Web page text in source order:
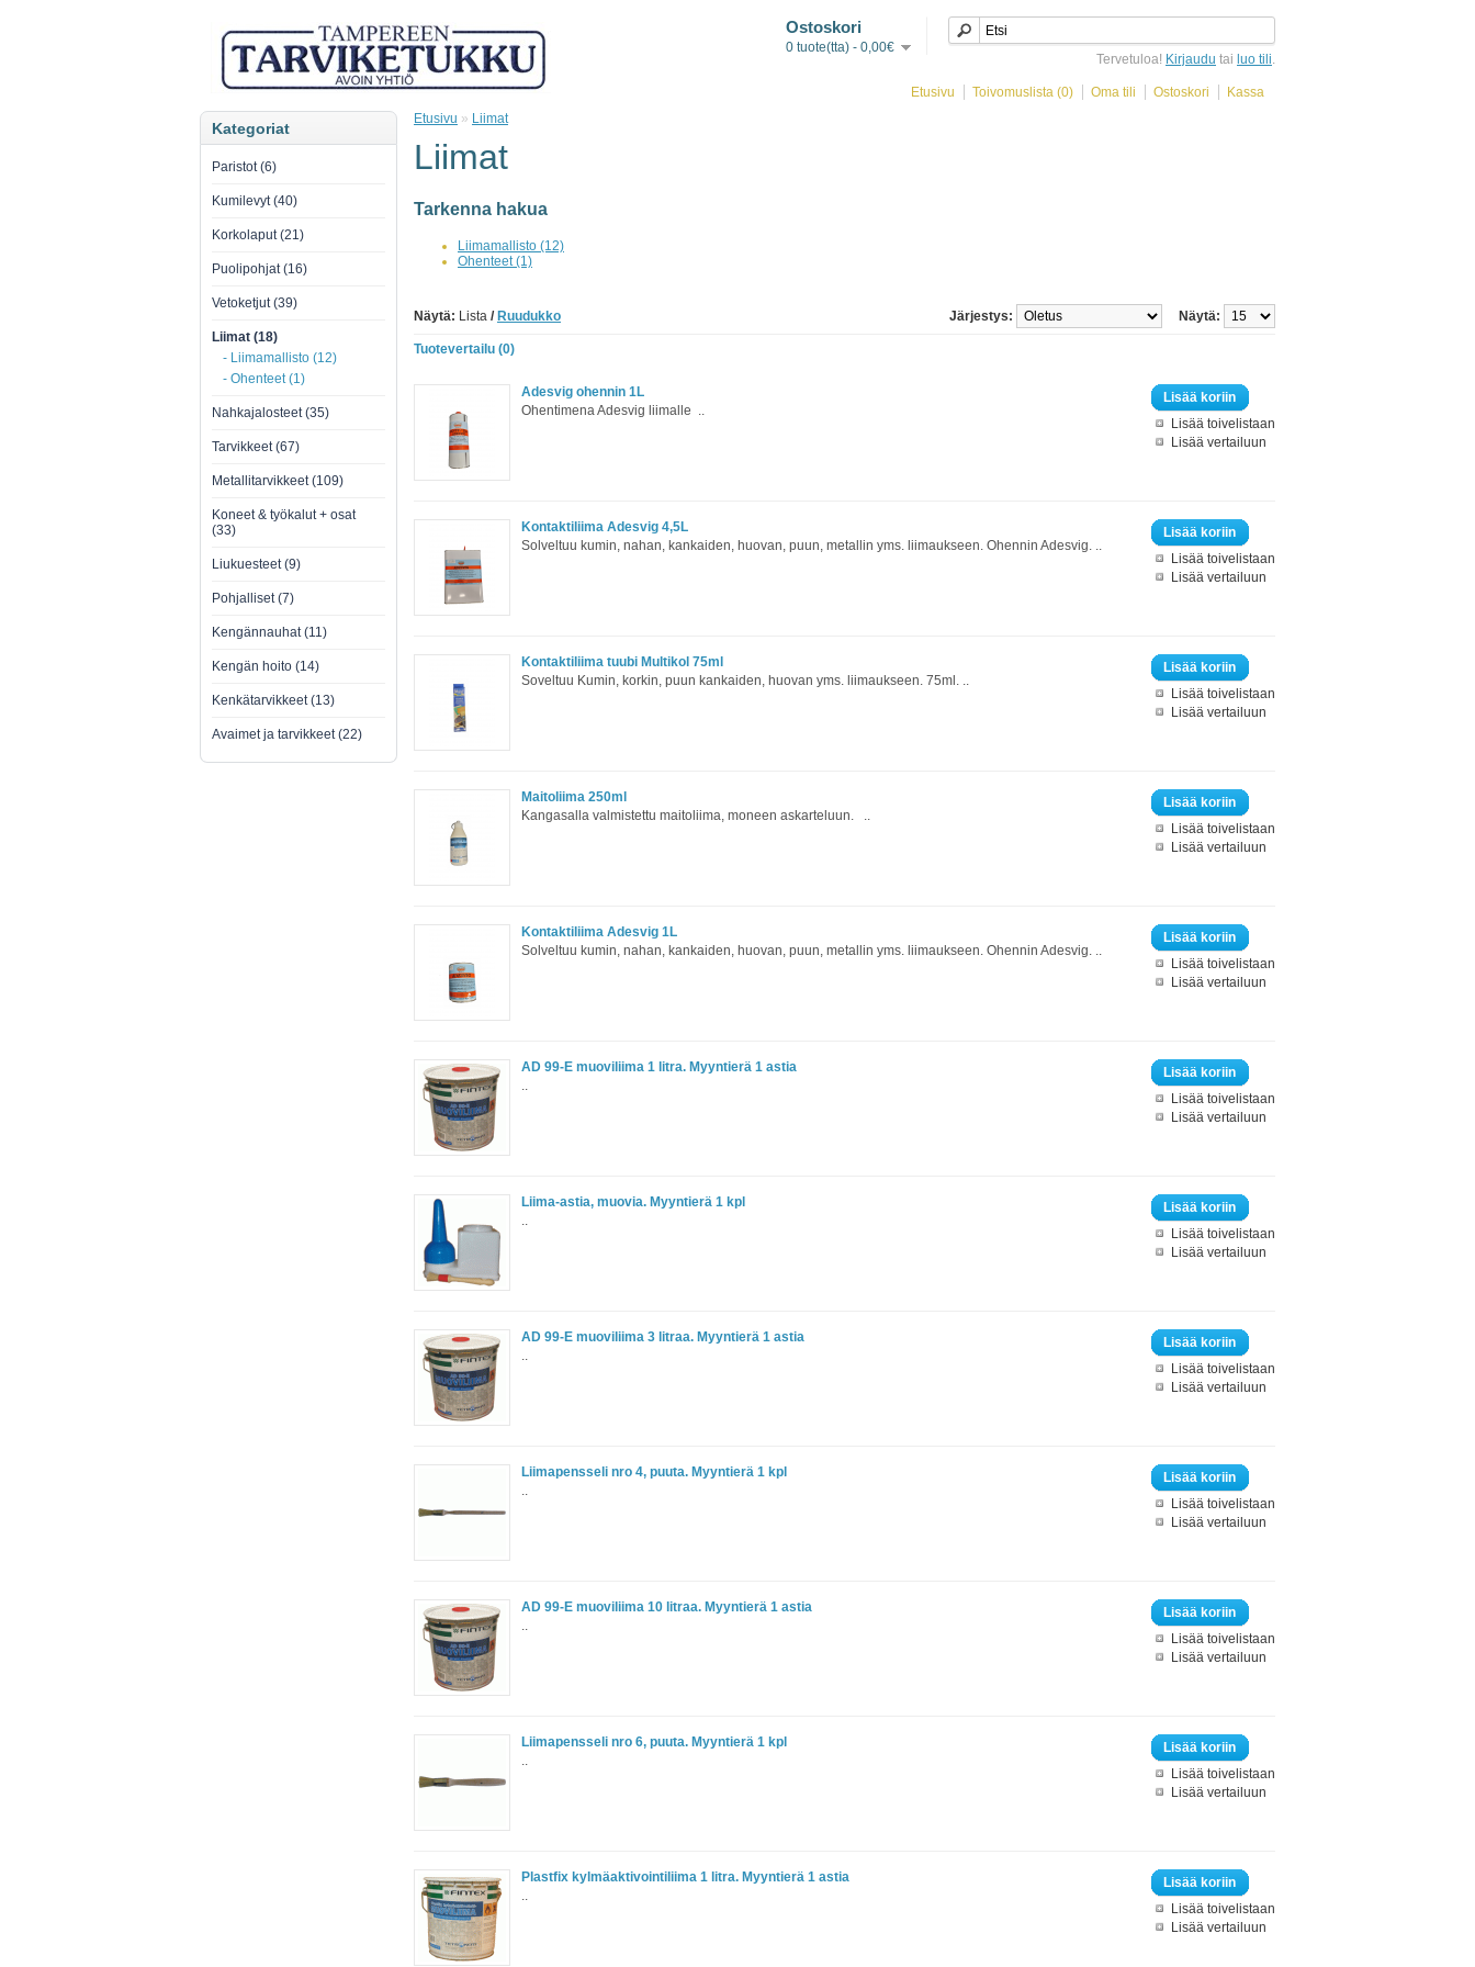
Ostoskori
0 tuote(tta) - 0,00€
Tervetuloa! Kirjaudu tai luo tili.
Etusivu Toivomuslista (0) Oma tili Ostoskori Kassa
Kategoriat
Paristot (6)
Kumilevyt (40)
Korkolaput (21)
Puolipohjat (16)
Vetoketjut (39)
Liimat (18)
- Liimamallisto (12)
- Ohenteet (1)
Nahkajalosteet (35)
Tarvikkeet (67)
Metallitarvikkeet (109)
Koneet & työkalut + osat
(33)
Liukuesteet (9)
Pohjalliset (7)
Kengännauhat (11)
Kengän hoito (14)
Kenkätarvikkeet (13)
Avaimet ja tarvikkeet (22)
Etusivu » Liimat
Liimat
Tarkenna hakua
Liimamallisto (12)
Ohenteet (1)
Näytä: Lista / Ruudukko Näytä:
Järjestys:
Tuotevertailu (0)
Lisää koriin
Lisää toivelistaan
Lisää vertailuun
Adesvig ohennin 1L
Ohentimena Adesvig liimalle ..
Lisää koriin
Lisää toivelistaan
Lisää vertailuun
Kontaktiliima Adesvig 4,5L
Solveltuu kumin, nahan, kankaiden, huovan, puun, metallin yms. liimaukseen. Ohennin Adesvig. ..
Lisää koriin
Lisää toivelistaan
Lisää vertailuun
Kontaktiliima tuubi Multikol 75ml
Soveltuu Kumin, korkin, puun kankaiden, huovan yms. liimaukseen. 75ml. ..
Lisää koriin
Lisää toivelistaan
Lisää vertailuun
Maitoliima 250ml
Kangasalla valmistettu maitoliima, moneen askarteluun. ..
Lisää koriin
Lisää toivelistaan
Lisää vertailuun
Kontaktiliima Adesvig 1L
Solveltuu kumin, nahan, kankaiden, huovan, puun, metallin yms. liimaukseen. Ohennin Adesvig. ..
Lisää koriin
Lisää toivelistaan
Lisää vertailuun
AD 99-E muoviliima 1 litra. Myyntierä 1 astia
..
Lisää koriin
Lisää toivelistaan
Lisää vertailuun
Liima-astia, muovia. Myyntierä 1 kpl
..
Lisää koriin
Lisää toivelistaan
Lisää vertailuun
AD 99-E muoviliima 3 litraa. Myyntierä 1 astia
..
Lisää koriin
Lisää toivelistaan
Lisää vertailuun
Liimapensseli nro 4, puuta. Myyntierä 1 kpl
..
Lisää koriin
Lisää toivelistaan
Lisää vertailuun
AD 99-E muoviliima 10 litraa. Myyntierä 1 astia
..
Lisää koriin
Lisää toivelistaan
Lisää vertailuun
Liimapensseli nro 6, puuta. Myyntierä 1 kpl
..
Lisää koriin
Lisää toivelistaan
Lisää vertailuun
Plastfix kylmäaktivointiliima 1 litra. Myyntierä 1 astia
..